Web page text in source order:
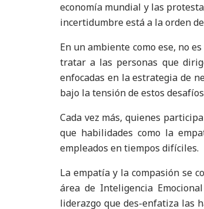
economía mundial y las
incertidumbre está a la orden
En un ambiente como ese, no
tratar a las personas que
enfocadas en la estrategia de
bajo la tensión de estos
Cada vez más, quienes
que habilidades como la
empleados en tiempos difíciles.
La empatía y la compasión se
área de Inteligencia
liderazgo que des-enfatiza las